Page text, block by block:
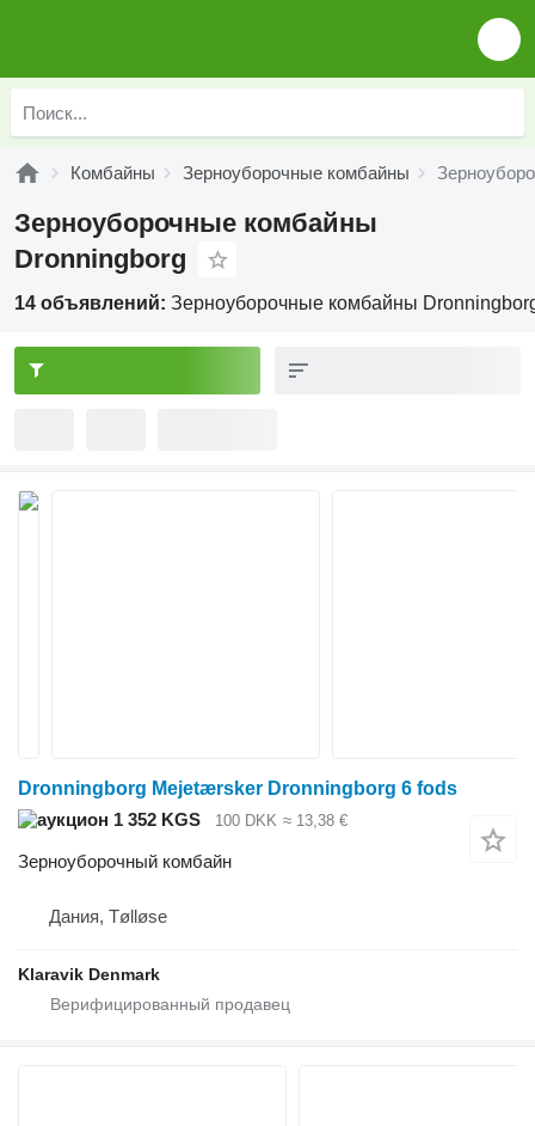
Комбайны Зерноуборочные комбайны
Зерноуборочные комбайны
Dronningborg
14 объявлений: Зерноуборочные комбайны
Dronningborg Mejetærsker Dronningborg 6 fods
1 352 KGS
100 DKK ≈ 13,38 €
Зерноуборочный комбайн
Дания, Tølløse
Klaravik Denmark